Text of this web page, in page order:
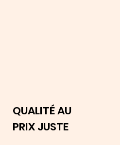
QUALITÉ AU
PRIX JUSTE